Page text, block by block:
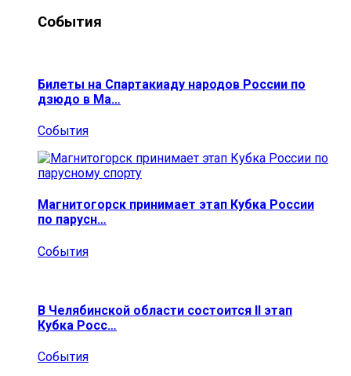
События
Билеты на Спартакиаду народов России по
дзюдо в Ма…
События
Магнитогорск принимает этап Кубка России
по парусн…
События
В Челябинской области состоится II этап
Кубка Росс…
События